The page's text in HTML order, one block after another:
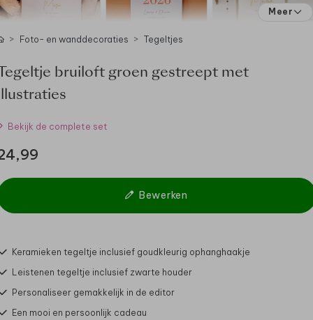
Meer
Foto- en wanddecoraties Tegeltjes
bruiloft groen gestreept met
Bekijk de complete set
Bewerken
Keramieken tegeltje inclusief goudkleurig ophanghaakje
Leistenen tegeltje inclusief zwarte houder
Personaliseer gemakkelijk in de editor
Een mooi en persoonlijk cadeau